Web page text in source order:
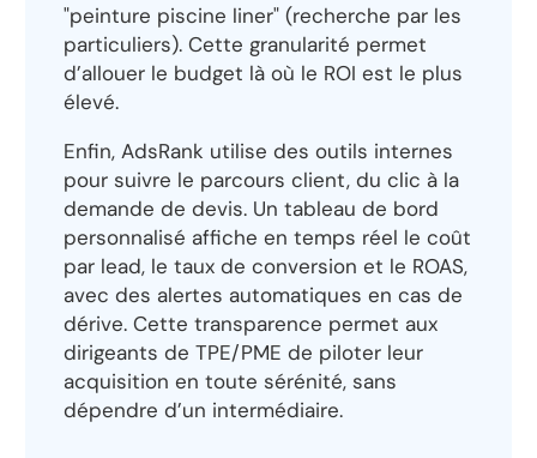
"peinture piscine liner" (recherche par les
particuliers). Cette granularité permet
d’allouer le budget là où le ROI est le plus
élevé.
Enfin, AdsRank utilise des outils internes
pour suivre le parcours client, du clic à la
demande de devis. Un tableau de bord
personnalisé affiche en temps réel le coût
par lead, le taux de conversion et le ROAS,
avec des alertes automatiques en cas de
dérive. Cette transparence permet aux
dirigeants de TPE/PME de piloter leur
acquisition en toute sérénité, sans
dépendre d’un intermédiaire.